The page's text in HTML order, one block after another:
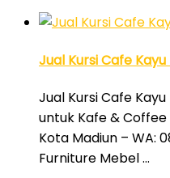
Jual Kursi Cafe
Jual Kursi Cafe
untuk Kafe & Coffee
Kota Madiun – WA:
Furniture Mebel …